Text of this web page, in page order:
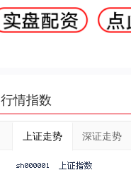
行情指数
上证走势 深证走势